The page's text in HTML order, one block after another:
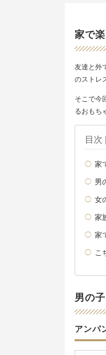
家で
友達と外
のストレ
そこで今
るおもち
目次
家
男
女
家
家
こ
男の
アンパ